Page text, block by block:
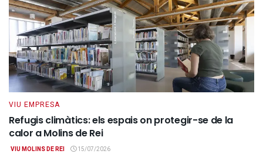
VIU EMPRESA
Refugis climàtics: els espais on protegir-se de la
calor a Molins de Rei
VIU MOLINS DE REI 15/07/2026